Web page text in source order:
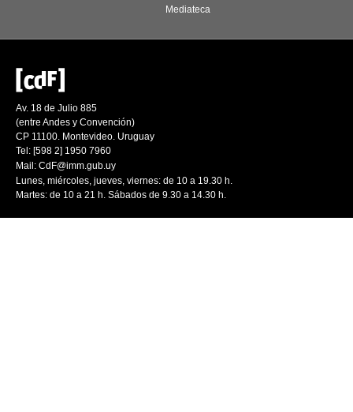
Mediateca
Av. 18 de Julio 885
(entre Andes y Convención)
CP 11100. Montevideo. Uruguay
Tel: [598 2] 1950 7960
Mail: CdF@imm.gub.uy
Lunes, miércoles, jueves, viernes: de 10 a 19.30 h.
Martes: de 10 a 21 h. Sábados de 9.30 a 14.30 h.